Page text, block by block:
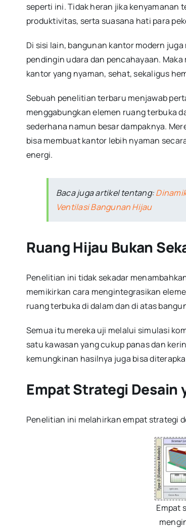
seperti ini. Tidak heran jika kenyamanan
produktivitas, serta suasana hati para
Di sisi lain, bangunan kantor modern
pendingin udara dan pencahayaan.
kantor yang nyaman, sehat, sekaligus
Sebuah penelitian terbaru menjawab
menggabungkan elemen ruang terbuka
sederhana namun besar dampaknya.
bisa membuat kantor lebih nyaman
energi.
Baca juga artikel tentang:
Ventilasi Bangunan Hijau
Ruang Hijau Bukan
Penelitian ini tidak sekadar
memikirkan cara mengintegrasikan
ruang terbuka di dalam dan di atas
Semua itu mereka uji melalui simulasi
satu kawasan yang cukup panas dan
kemungkinan hasilnya juga bisa
Empat Strategi Desain
Penelitian ini melahirkan empat strategi
Empat